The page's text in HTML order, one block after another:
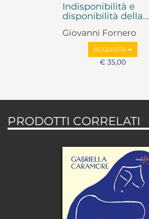
Indisponibilità e
disponibilità della...
Giovanni Fornero
ACQUISTA
€ 35,00
PRODOTTI CORRELATI